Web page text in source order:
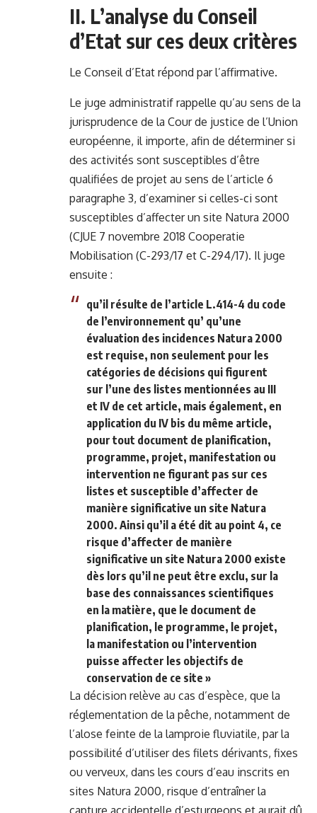
II. L’analyse du Conseil
d’Etat sur ces deux critères
Le Conseil d’Etat répond par l’affirmative.
Le juge administratif rappelle qu’au sens de la
jurisprudence de la Cour de justice de l’Union
européenne, il importe, afin de déterminer si
des activités sont susceptibles d’être
qualifiées de projet au sens de l’article 6
paragraphe 3, d’examiner si celles-ci sont
susceptibles d’affecter un site Natura 2000
(CJUE 7 novembre 2018 Cooperatie
Mobilisation (C-293/17 et C-294/17). Il juge
ensuite :
qu’il résulte de l’article L.414-4 du code
de l’environnement qu’ qu’une
évaluation des incidences Natura 2000
est requise, non seulement pour les
catégories de décisions qui figurent
sur l’une des listes mentionnées au III
et IV de cet article, mais également, en
application du IV bis du même article,
pour tout document de planification,
programme, projet, manifestation ou
intervention ne figurant pas sur ces
listes et susceptible d’affecter de
manière significative un site Natura
2000. Ainsi qu’il a été dit au point 4, ce
risque d’affecter de manière
significative un site Natura 2000 existe
dès lors qu’il ne peut être exclu, sur la
base des connaissances scientifiques
en la matière, que le document de
planification, le programme, le projet,
la manifestation ou l’intervention
puisse affecter les objectifs de
conservation de ce site »
La décision relève au cas d’espèce, que la
réglementation de la pêche, notamment de
l’alose feinte de la lamproie fluviatile, par la
possibilité d’utiliser des filets dérivants, fixes
ou verveux, dans les cours d’eau inscrits en
sites Natura 2000, risque d’entraîner la
capture accidentelle d’esturgeons et aurait dû